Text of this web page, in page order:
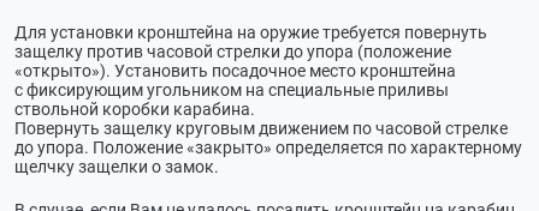
Для установки кронштейна на оружие требуется повернуть
защелку против часовой стрелки до упора (положение
«открыто»). Установить посадочное место кронштейна
с фиксирующим угольником на специальные приливы
ствольной коробки карабина.
Повернуть защелку круговым движением по часовой стрелке
до упора. Положение «закрыто» определяется по характерному
щелчку защелки о замок.